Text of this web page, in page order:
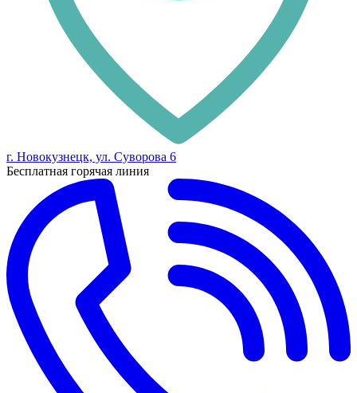
г. Новокузнецк, ул. Суворова 6
Бесплатная горячая линия